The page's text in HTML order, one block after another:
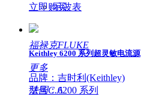
示波表
福禄克FLUKE
更多
法国C.A
立即购买
Keithley 6200 系列超灵敏电流源
品牌：吉时利(Keithley)
型号：6200 系列